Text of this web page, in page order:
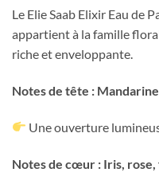
Le Elie Saab Elixir Eau de
appartient à la famille
riche et enveloppante.
Notes de tête :
Une ouverture
Notes de cœur : Iris, rose,